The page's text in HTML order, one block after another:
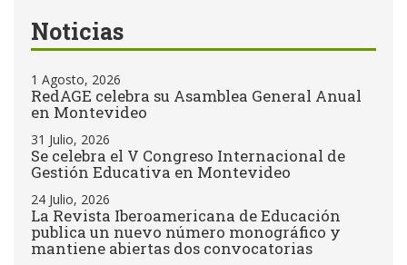
Noticias
1 Agosto, 2026
RedAGE celebra su Asamblea General Anual
en Montevideo
31 Julio, 2026
Se celebra el V Congreso Internacional de
Gestión Educativa en Montevideo
24 Julio, 2026
La Revista Iberoamericana de Educación
publica un nuevo número monográfico y
mantiene abiertas dos convocatorias